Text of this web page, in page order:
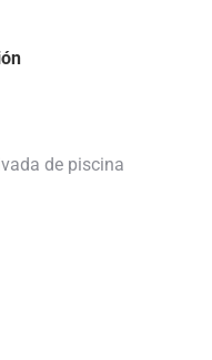
de piscina